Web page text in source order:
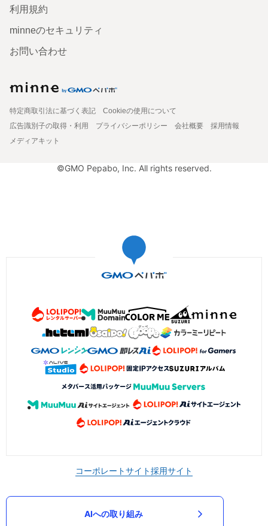
利用規約
minneのセキュリティ
お問い合わせ
特定商取引法に基づく表記
Cookieの使用について
広告識別子の取得・利用
プライバシーポリシー 会社概要
採用情報
メディアキット
©GMO Pepabo, Inc. All rights reserved.
コーポレートサイト採用サイト
AIへの取り組み